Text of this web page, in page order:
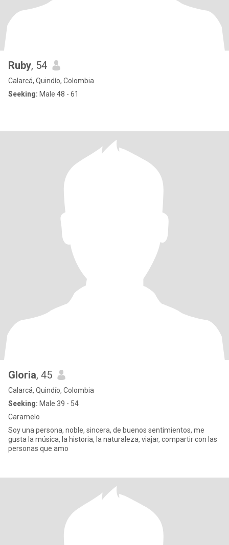
Ruby, 54
Calarcá, Quindío, Colombia
Seeking: Male 48 - 61
Gloria, 45
Calarcá, Quindío, Colombia
Seeking: Male 39 - 54
Caramelo
Soy una persona, noble, sincera, de buenos sentimientos, me
gusta la música, la historia, la naturaleza, viajar, compartir con las
personas que amo